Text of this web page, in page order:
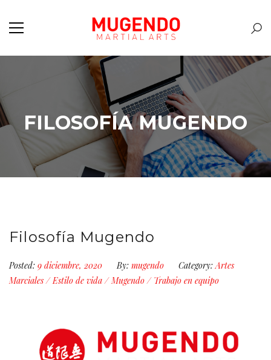
FILOSOFÍA MUGENDO
Filosofía Mugendo
Posted: 9 diciembre, 2020 By: mugendo Category: Artes
Marciales/Estilo de vida/Mugendo/ Trabajo en equipo